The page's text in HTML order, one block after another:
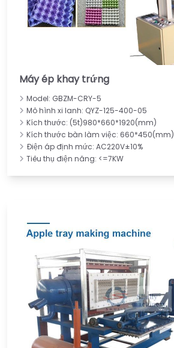
Máy ép khay trứng
Model: GBZM-CRY-5
Mô hình xi lanh: QYZ-125-400-05
Kích thước: (5t)980*660*1920(mm)
Kích thước bàn làm việc: 660*450(mm)
Điện áp định mức: AC220V±10%
Tiêu thụ điện năng: <=7KW